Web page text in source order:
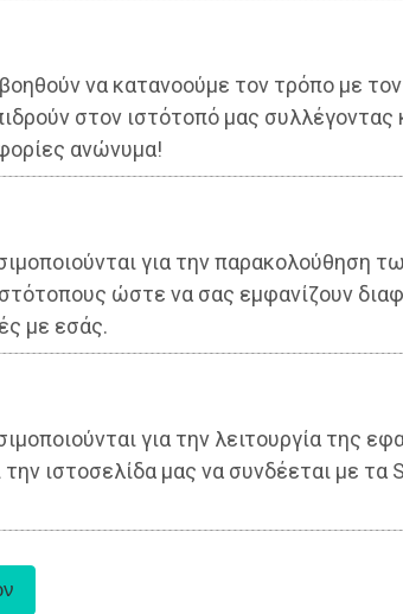
να κατανοούμε τον τρόπο με τον
στον ιστότοπό μας συλλέγοντας
ανώνυμα!
για την παρακολούθηση
ώστε να σας εμφανίζουν
με εσάς.
για την λειτουργία της
ιστοσελίδα μας να συνδέεται με τα